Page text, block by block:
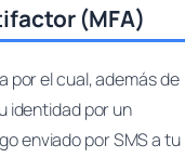
(MFA)
el cual, además de
identidad por un
enviado por SMS a tu